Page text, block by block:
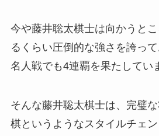
今や藤井聡太棋士は向かうと
るくらい圧倒的な強さを誇っ
名人戦でも4連覇を果たしてい
そんな藤井聡太棋士は、完璧
棋というようなスタイルチェ